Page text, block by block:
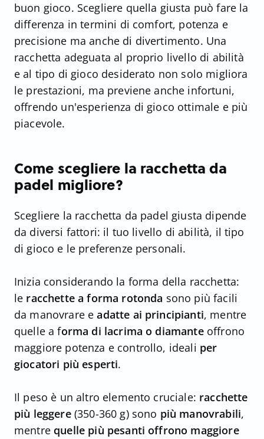
buon gioco. Scegliere quella giusta può fare la
differenza in termini di comfort, potenza e
precisione ma anche di divertimento. Una
racchetta adeguata al proprio livello di abilità
e al tipo di gioco desiderato non solo migliora
le prestazioni, ma previene anche infortuni,
offrendo un'esperienza di gioco ottimale e più
piacevole.
Come scegliere la racchetta da
padel migliore?
Scegliere la racchetta da padel giusta dipende
da diversi fattori: il tuo livello di abilità, il tipo
di gioco e le preferenze personali.
Inizia considerando la forma della racchetta:
le racchette a forma rotonda sono più facili
da manovrare eadatte ai principianti, mentre
quelle a forma di lacrima o diamanteoffrono
maggiore potenza e controllo, ideali per
giocatori più esperti.
Il peso è un altro elemento cruciale: racchette
più leggere (350-360 g) sono più manovrabili,
mentre quelle più pesanti offrono maggiore